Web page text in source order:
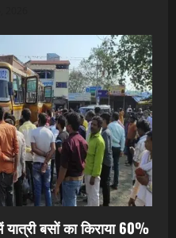
बसों का किराया 60%